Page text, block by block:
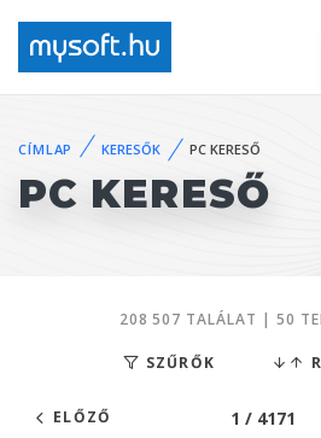
CÍMLAP KERESŐK PC KERESŐ
PC KERESŐ
208 507 TALÁLAT | 50
SZŰRŐK
ELŐZŐ 1 / 4171